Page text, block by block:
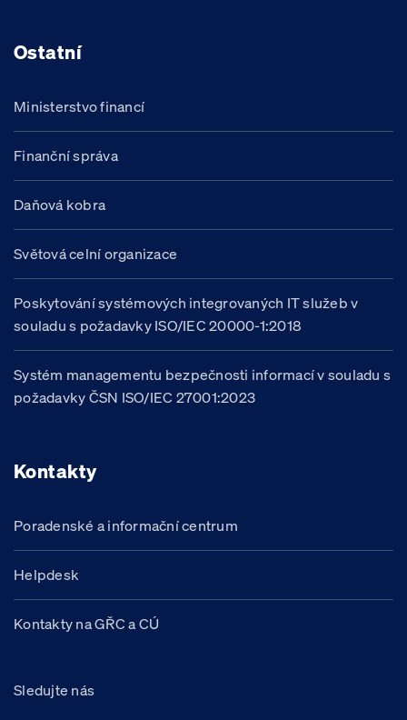
Ostatní
Ministerstvo financí
Finanční správa
Daňová kobra
Světová celní organizace
Poskytování systémových integrovaných IT služeb v
souladu s požadavky ISO/IEC 20000-1:2018
Systém managementu bezpečnosti informací v souladu s
požadavky ČSN ISO/IEC 27001:2023
Kontakty
Poradenské a informační centrum
Helpdesk
Kontakty na GŘC a CÚ
Sledujte nás